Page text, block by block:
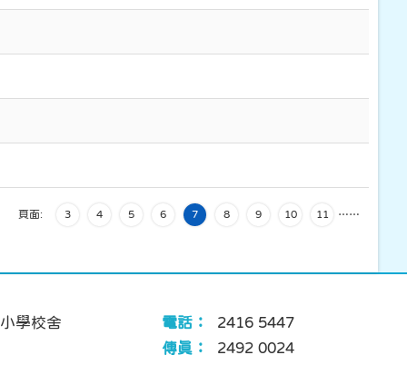
頁面: …
3 4 5 6 7 8 9 10 11 …
學校舍 電話：
2416 5447
傳真： 2492 0024